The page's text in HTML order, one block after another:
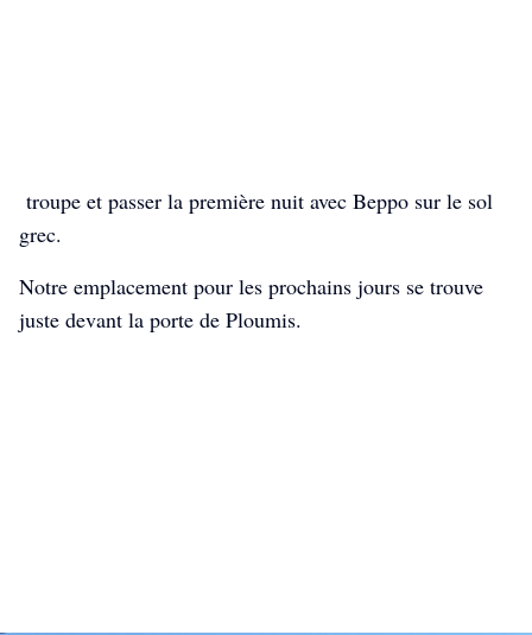
troupe et passer la première nuit avec Beppo sur le sol
grec.
Notre emplacement pour les prochains jours se trouve
juste devant la porte de Ploumis.